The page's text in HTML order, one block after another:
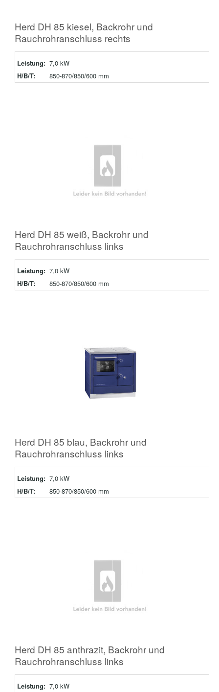
Herd DH 85 kiesel, Backrohr und
Rauchrohranschluss rechts
Leistung: 7,0 kW
H/B/T:
850-870/850/600 mm
Herd DH 85 weiß, Backrohr und
Rauchrohranschluss links
Leistung: 7,0 kW
H/B/T:
850-870/850/600 mm
Herd DH 85 blau, Backrohr und
Rauchrohranschluss links
Leistung: 7,0 kW
H/B/T:
850-870/850/600 mm
Herd DH 85 anthrazit, Backrohr und
Rauchrohranschluss links
Leistung: 7,0 kW